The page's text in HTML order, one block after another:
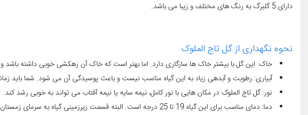
دارای 5 گلبرگ به رنگ های مختلف و زیبا می باشد.
نحوه نگهداری از گل تاج الملوک
خاک: این گل با بیشتر خاک ها سازگاری دارد. اما بهتر است که خاک آن زهکشی خوبی داشته باشد و
آبیاری: رطوبت و آبدهی زیاد به این گیاه مناسب نیست و باعث پوسیدگی آن می شود. شما
نور: گل تاج الملوک در مکان هایی با نور کامل، نیمه سایه یا نیمه آفتاب می تواند به خوبی رشد کند.
دما: دمای مناسب برای این گیاه 19 تا 25 درجه است. البته قسمت زیرزمینی گیاه به سرمای زمستان مقاوم است و طوقه و ساقه زیرزمینی گیاه تا منفی 35 درجه را تحمل می کند.